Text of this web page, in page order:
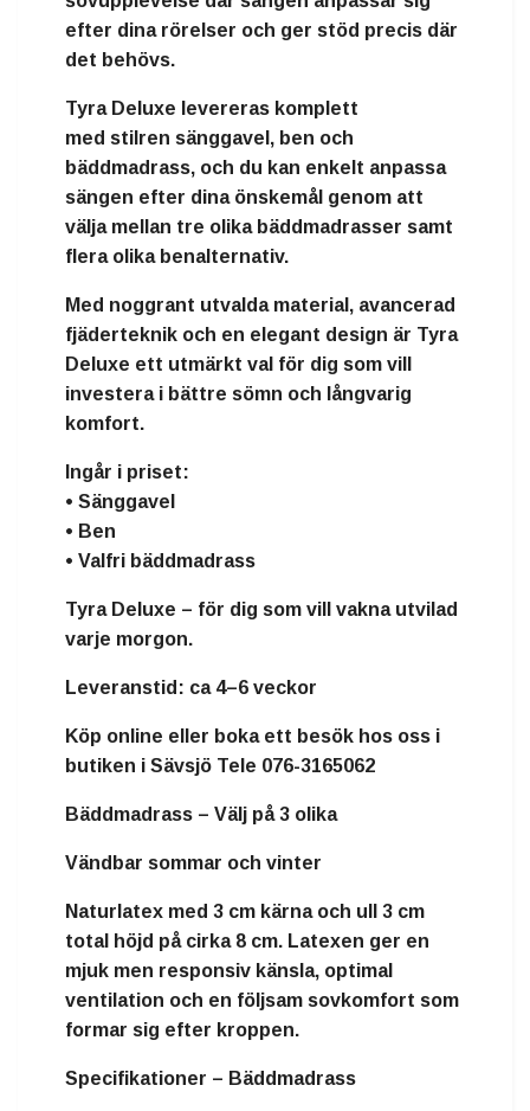
efter dina rörelser och ger stöd precis där
det behövs.
Tyra Deluxe levereras komplett
med stilren sänggavel, ben och
bäddmadrass, och du kan enkelt anpassa
sängen efter dina önskemål genom att
välja mellan tre olika bäddmadrasser samt
flera olika benalternativ.
Med noggrant utvalda material, avancerad
fjäderteknik och en elegant design är Tyra
Deluxe ett utmärkt val för dig som vill
investera i bättre sömn och långvarig
komfort.
Ingår i priset:
• Sänggavel
• Ben
• Valfri bäddmadrass
Tyra Deluxe – för dig som vill vakna utvilad
varje morgon.
Leveranstid: ca 4–6 veckor
Köp online eller boka ett besök hos oss i
butiken i Sävsjö Tele 076-3165062
Bäddmadrass – Välj på 3 olika
Vändbar sommar och vinter
Naturlatex med 3 cm kärna och ull 3 cm
total höjd på cirka 8 cm. Latexen ger en
mjuk men responsiv känsla, optimal
ventilation och en följsam sovkomfort som
formar sig efter kroppen.
Specifikationer – Bäddmadrass